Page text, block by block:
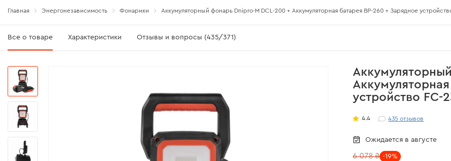
Главная Энергонезависимость Фонарики Аккумуляторный фонарь Dnipro-M DCL-200 + Аккумуляторная батарея BP-260 + Зарядное
Все о товаре Характеристики Отзывы и вопросы (435/371)
устройство FC-
4.4 435отзывов
Ожидается в августе
6 078 ₴ -19%